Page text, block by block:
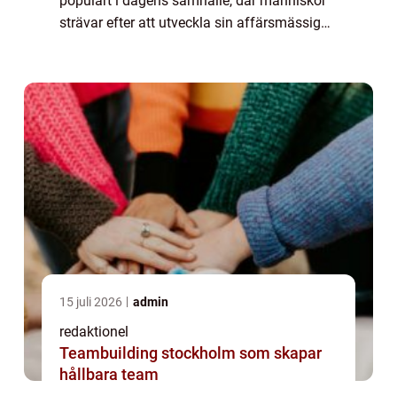
strävar efter att utveckla sin affärsmässiga
15 juli 2026 admin
redaktionel
Teambuilding stockholm som skapar
hållbara team